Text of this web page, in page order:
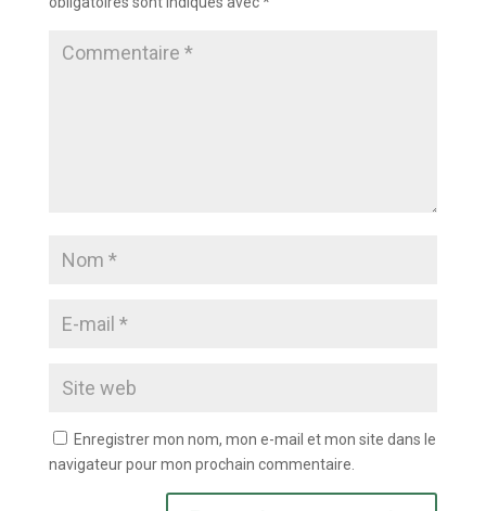
Enregistrer mon nom, mon e-mail et mon site dans le
navigateur pour mon prochain commentaire.